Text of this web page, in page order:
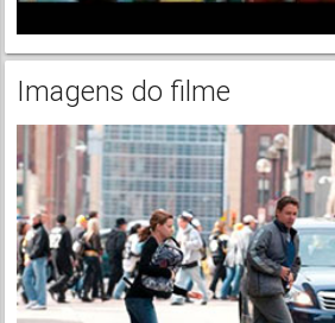
Imagens do filme